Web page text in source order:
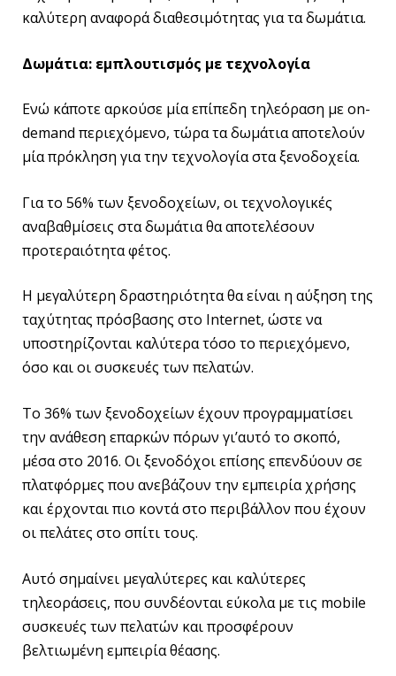
καλύτερη αναφορά διαθεσιμότητας για τα δωμάτια.
Δωμάτια: εμπλουτισμός με τεχνολογία
Ενώ κάποτε αρκούσε μία επίπεδη τηλεόραση με on-
demand περιεχόμενο, τώρα τα δωμάτια αποτελούν
μία πρόκληση για την τεχνολογία στα ξενοδοχεία.
Για το 56% των ξενοδοχείων, οι τεχνολογικές
αναβαθμίσεις στα δωμάτια θα αποτελέσουν
προτεραιότητα φέτος.
Η μεγαλύτερη δραστηριότητα θα είναι η αύξηση της
ταχύτητας πρόσβασης στο Internet, ώστε να
υποστηρίζονται καλύτερα τόσο το περιεχόμενο,
όσο και οι συσκευές των πελατών.
Το 36% των ξενοδοχείων έχουν προγραμματίσει
την ανάθεση επαρκών πόρων γι’αυτό το σκοπό,
μέσα στο 2016. Οι ξενοδόχοι επίσης επενδύουν σε
πλατφόρμες που ανεβάζουν την εμπειρία χρήσης
και έρχονται πιο κοντά στο περιβάλλον που έχουν
οι πελάτες στο σπίτι τους.
Αυτό σημαίνει μεγαλύτερες και καλύτερες
τηλεοράσεις, που συνδέονται εύκολα με τις mobile
συσκευές των πελατών και προσφέρουν
βελτιωμένη εμπειρία θέασης.